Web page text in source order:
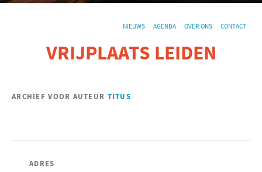
NIEUWS AGENDA OVER ONS CONTACT
VRIJPLAATS LEIDEN
ARCHIEF VOOR AUTEUR TITUS
ADRES